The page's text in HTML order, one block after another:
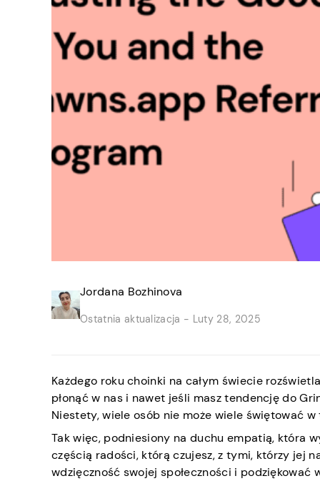
Jordana Bozhinova
Ostatnia aktualizacja - Luty 28, 2025
Każdego roku choinki na całym świecie
płonąć w nas i nawet jeśli masz tendencję do
Niestety, wiele osób nie może wiele świętować
Tak więc, podniesiony na duchu empatią, która
częścią radości, którą czujesz, z tymi, którzy jej
wdzięczność swojej społeczności i